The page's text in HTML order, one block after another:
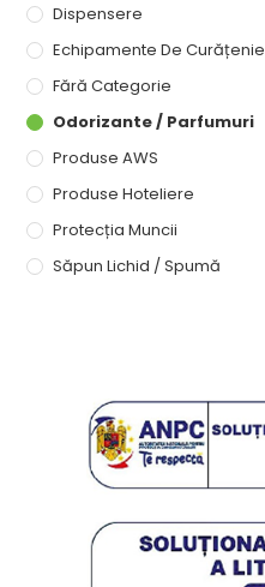
Dispensere
Echipamente De Curățenie
Fără Categorie
Odorizante / Parfumuri
Produse AWS
Produse Hoteliere
Protecția Muncii
Săpun Lichid / Spumă